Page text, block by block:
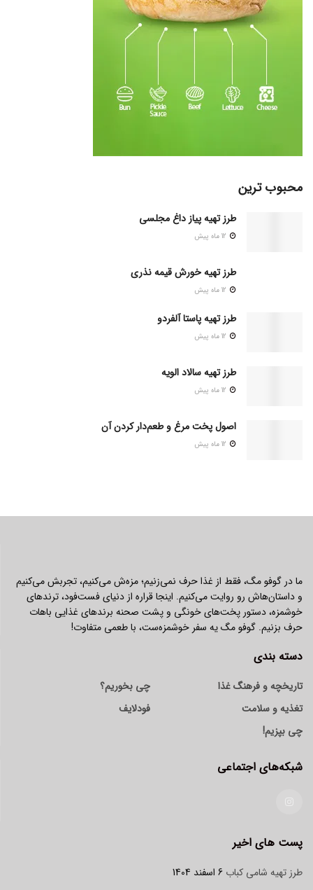
محبوب ترین
طرز تهیه پیاز داغ مجلسی
طرز تهیه خورش قیمه نذری
طرز تهیه پاستا آلفردو
طرز تهیه سالاد الویه
اصول پخت مرغ و طعم‌دار کردن آن
ما در گوفو مگ، فقط از غذا حرف نمی‌زنیم؛ مزه‌ش می‌کنیم، تجربش می‌کنیم
و داستان‌هاش رو روایت می‌کنیم. اینجا قراره از دنیای فست‌فود، ترندهای
خوشمزه، دستور پخت‌های خونگی و پشت صحنه برندهای غذایی باهات
حرف بزنیم. گوفو مگ یه سفر خوشمزه‌ست، با طعمی متفاوت!
دسته بندی
تاریخچه و فرهنگ غذا
تغذیه و سلامت
چی بپزیم!
چی بخوریم؟
فودلایف
شبکه‌های اجتماعی
پست های اخیر
طرز تهیه شامی کباب 6 اسفند 1404